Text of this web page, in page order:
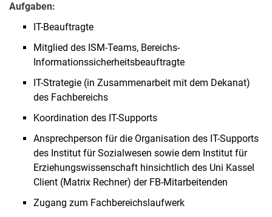
Aufgaben:
IT-Beauftragte
Mitglied des ISM-Teams, Bereichs-
Informationssicherheitsbeauftragte
IT-Strategie (in Zusammenarbeit mit dem Dekanat)
des Fachbereichs
Koordination des IT-Supports
Ansprechperson für die Organisation des IT-Supports
des Institut für Sozialwesen sowie dem Institut für
Erziehungswissenschaft hinsichtlich des Uni Kassel
Client (Matrix Rechner) der FB-Mitarbeitenden
Zugang zum Fachbereichslaufwerk